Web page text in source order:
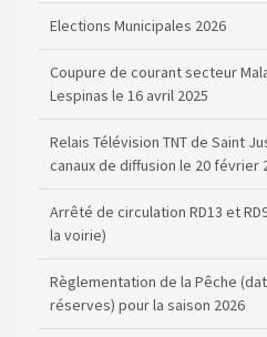
Elections Municipales 2026
Coupure de courant secteur
Lespinas le 16 avril 2025
Relais Télévision TNT de Saint
canaux de diffusion le 20 février
Arrêté de circulation RD13 et
la voirie)
Règlementation de la Pêche
réserves) pour la saison 2026